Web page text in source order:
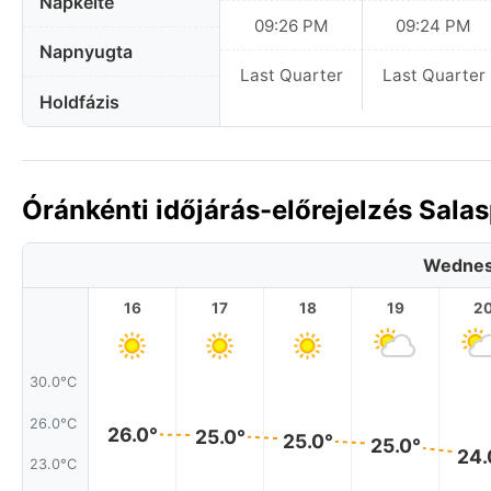
Napnyugta
Holdfázis
09:26 PM
Last Quarter
09:24 PM
Last Quarter
Óránkénti időjárás-előrejelzés
30.0°C
26.0°C
23.0°C
16
26.0°
17
25.0°
18
25.0°
19
25.0°